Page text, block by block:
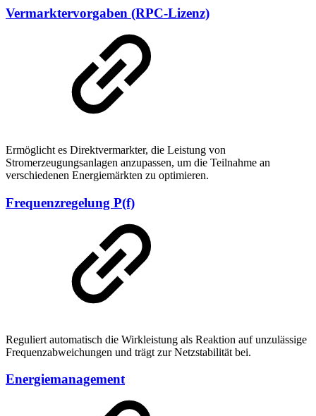
Vermarktervorgaben (RPC-Lizenz)
Ermöglicht es Direktvermarkter, die Leistung von
Stromerzeugungsanlagen anzupassen, um die Teilnahme an
verschiedenen Energiemärkten zu optimieren.
Frequenzregelung P(f)
Reguliert automatisch die Wirkleistung als Reaktion auf unzulässige
Frequenzabweichungen und trägt zur Netzstabilität bei.
Energiemanagement